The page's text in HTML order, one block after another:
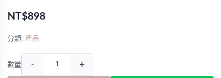
NT$898
分類: 產品
數量 - +